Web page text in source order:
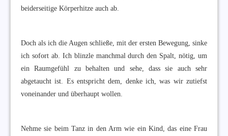
beiderseitige Körperhitze auch ab.
Doch als ich die Augen schließe, mit der ersten Bewegung, sinke
ich sofort ab. Ich blinzle manchmal durch den Spalt, nötig, um
ein Raumgefühl zu behalten und sehe, dass sie auch sehr
abgetaucht ist. Es entspricht dem, denke ich, was wir zutiefst
voneinander und überhaupt wollen.
Nehme sie beim Tanz in den Arm wie ein Kind, das eine Frau